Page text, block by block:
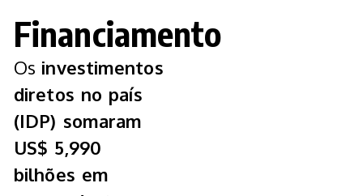
Financiamento
Os investimentos
diretos no país
(IDP) somaram
US$ 5,990
bilhões em